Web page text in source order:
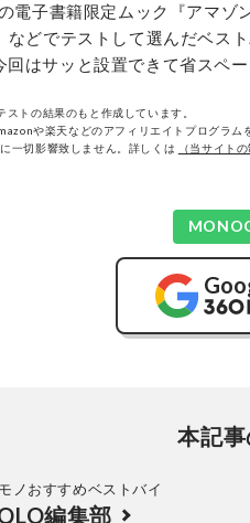
電子書籍限定ムック『アマ
などでテストして選んだベス
はサッと設置できて省スペ
トの結果のもと作成しています。
や楽天などのアフィリエイトプログラム
一切影響致しません。詳しくは
（当サイト
本記
ノおすすめベストバイ
編集部